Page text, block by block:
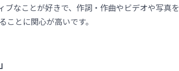
なことが好きで、作詞・作曲やビデオや写真を
とに関心が高いです。